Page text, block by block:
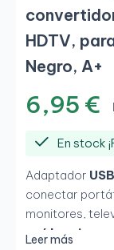
HDTV,
Negro, A+
6,95 €
En stock
Adaptador
conectar
monitores,
y vídeo
Leer más